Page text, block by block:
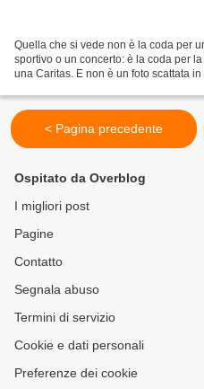
Quella che si vede non è la coda per
sportivo o un concerto: è la coda per
una Caritas. E non è un foto scattata
< Pagina precedente
Ospitato da Overblog
I migliori post
Pagine
Contatto
Segnala abuso
Termini di servizio
Cookie e dati personali
Preferenze dei cookie